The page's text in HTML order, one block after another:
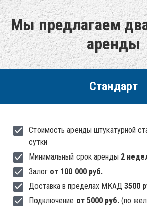
Мы предлагаем
аренды
Стандарт
Стоимость аренды штукатурной
сутки
Минимальный срок аренды 2
Залог от 100 000 руб.
Доставка в пределах МКАД 3500
Подключение от 5000 руб. (по